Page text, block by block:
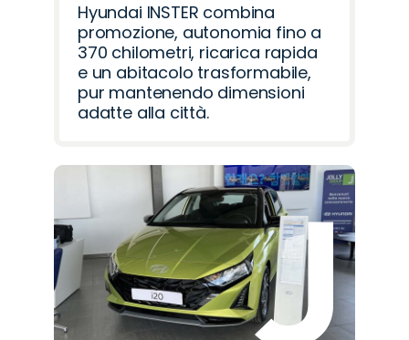
Hyundai INSTER combina
promozione, autonomia fino a
370 chilometri, ricarica rapida
e un abitacolo trasformabile,
pur mantenendo dimensioni
adatte alla città.